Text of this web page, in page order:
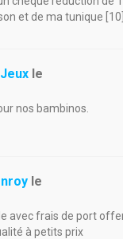
et de ma tunique [10]
le
nos bambinos.
le
avec frais de port
à petits prix